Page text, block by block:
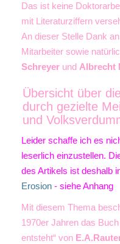
Das ist keine
mit Literaturziffern
An dieser Stelle Dank an
Mitarbeiter sowie
Schreyer und Albrecht
Übersicht über
durch gezielte
und
Leider schaffe ich es
leserlich einzustellen.
des Artikels ist deshalb
Erosion - siehe Anhang
Mit diesem Thema
1970er Jahren das
entsteht“ von